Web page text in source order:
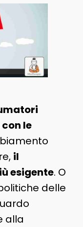
le
il
esigente. O
delle
alla